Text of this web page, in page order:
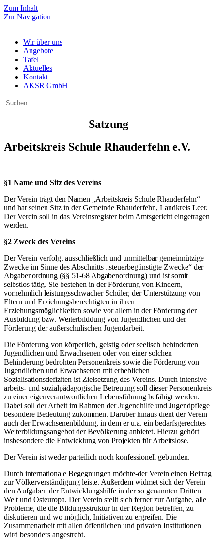
Zum Inhalt
Zur Navigation
Wir über uns
Angebote
Tafel
Aktuelles
Kontakt
AKSR GmbH
Satzung
Arbeitskreis Schule Rhauderfehn e.V.
§1 Name und Sitz des Vereins
Der Verein trägt den Namen „Arbeitskreis Schule Rhauderfehn“
und hat seinen Sitz in der Gemeinde Rhauderfehn, Landkreis Leer.
Der Verein soll in das Vereinsregister beim Amtsgericht eingetragen
werden.
§2 Zweck des Vereins
Der Verein verfolgt ausschließlich und unmittelbar gemeinnützige
Zwecke im Sinne des Abschnitts „steuerbegünstigte Zwecke“ der
Abgabenordnung (§§ 51-68 Abgabenordnung) und ist somit
selbstlos tätig. Sie bestehen in der Förderung von Kindern,
vornehmlich leistungsschwacher Schüler, der Unterstützung von
Eltern und Erziehungsberechtigten in ihren
Erziehungsmöglichkeiten sowie vor allem in der Förderung der
Ausbildung bzw. Weiterbilddung von Jugendlichen und der
Förderung der außerschulischen Jugendarbeit.
Die Förderung von körperlich, geistig oder seelisch behinderten
Jugendlichen und Erwachsenen oder von einer solchen
Behinderung bedrohten Personenkreis sowie die Förderung von
Jugendlichen und Erwachsenen mit erheblichen
Sozialisationsdefiziten ist Zielsetzung des Vereins. Durch intensive
arbeits- und sozialpädagogische Betreuung soll dieser Personenkreis
zu einer eigenverantwortlichen Lebensführung befähigt werden.
Dabei soll der Arbeit im Rahmen der Jugendhilfe und Jugendpflege
besondere Bedeutung zukommen. Darüber hinaus dient der Verein
auch der Erwachsenenbildung, in dem er u.a. ein bedarfsgerechtes
Weiterbildungsangebot der Bevölkerung anbietet. Hierzu gehört
insbesondere die Entwicklung von Projekten für Arbeitslose.
Der Verein ist weder parteilich noch konfessionell gebunden.
Durch internationale Begegnungen möchte-der Verein einen Beitrag
zur Völkerverständigung leiste. Außerdem widmet sich der Verein
den Aufgaben der Entwicklungshilfe in der so genannten Dritten
Welt und Osteuropa. Der Verein stellt sich ferner zur Aufgabe, alle
Probleme, die die Bildungsstruktur in der Region betreffen, zu
diskutieren und wo möglich, Initiativen zu ergreifen. Die
Zusammenarbeit mit allen öffentlichen und privaten Institutionen
wird besonders angestrebt.